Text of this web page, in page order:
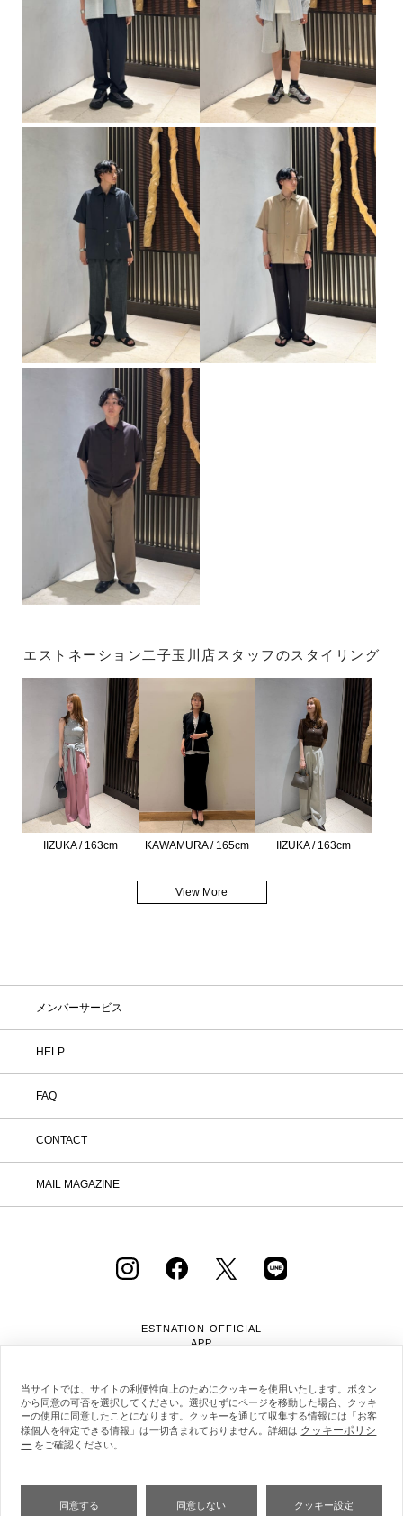
エストネーション二子玉川店スタッフのスタイリング
IIZUKA / 163cm KAWAMURA / 165cm IIZUKA / 163cm
View More
メンバーサービス
HELP
FAQ
CONTACT
MAIL MAGAZINE
ESTNATION OFFICIAL
APP
会社概要
当サイトでは、サイトの利便性向上のためにクッキーを使用いたします。ボタン
から同意の可否を選択してください。選択せずにページを移動した場合、クッキ
ーの使用に同意したことになります。クッキーを通じて収集する情報には「お客
様個人を特定できる情報」は一切含まれておりません。詳細は クッキーポリシ
ー をご確認ください。
同意する 同意しない クッキー設定